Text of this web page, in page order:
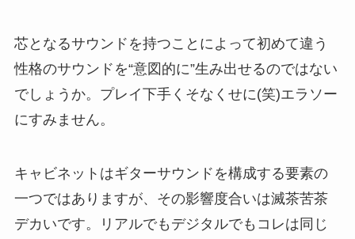
芯となるサウンドを持つことによって初めて違う
性格のサウンドを“意図的に”生み出せるのではない
でしょうか。プレイ下手くそなくせに(笑)エラソー
にすみません。
キャビネットはギターサウンドを構成する要素の
一つではありますが、その影響度合いは滅茶苦茶
デカいです。リアルでもデジタルでもコレは同じ